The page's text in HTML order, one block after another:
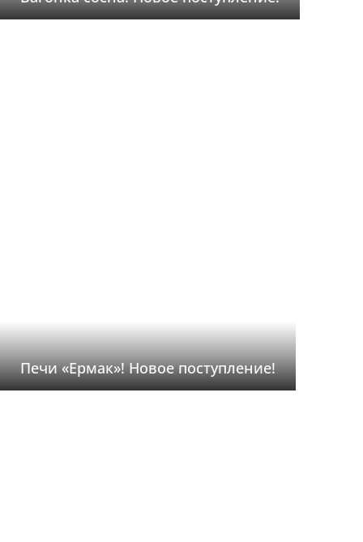
Печи «Ермак»! Новое поступление!